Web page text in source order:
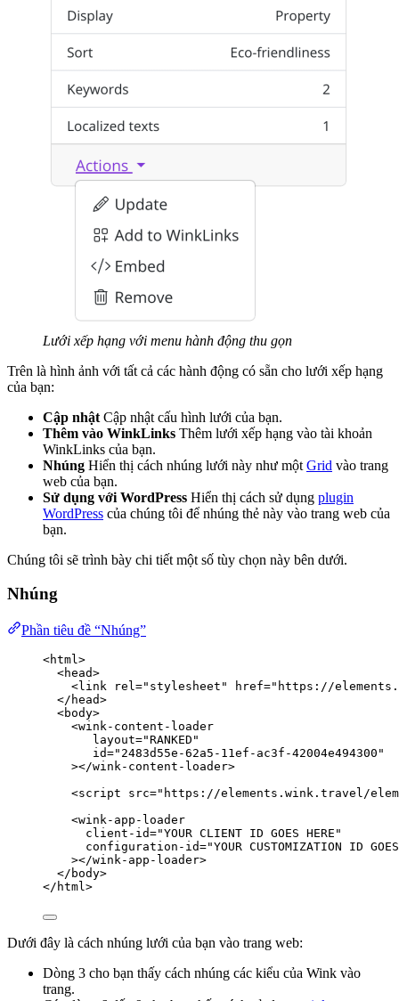
Lưới xếp hạng với menu hành động thu gọn
Trên là hình ảnh với tất cả các hành động có sẵn cho lưới xếp hạng
của bạn:
Cập nhật Cập nhật cấu hình lưới của bạn.
Thêm vào WinkLinks Thêm lưới xếp hạng vào tài khoản
WinkLinks của bạn.
Nhúng Hiển thị cách nhúng lưới này như một Grid vào trang
web của bạn.
Sử dụng với WordPress Hiển thị cách sử dụng plugin
WordPress của chúng tôi để nhúng thẻ này vào trang web của
bạn.
Chúng tôi sẽ trình bày chi tiết một số tùy chọn này bên dưới.
Nhúng
Phần tiêu đề “Nhúng”
<html>
<head>
<link rel=" stylesheet " href=" https://
</ head>
<body>
<wink-content-loader
layout="RANKED "
id=" 2483d55e-62a5-11ef-ac3f-42004e494300 "
></wink-content-loader>
<script src=" https://elements.wink.travel/
<wink-app-loader
client-id="YOUR CLIENT ID GOES HERE "
configuration-id="YOUR CUSTOMIZATION ID
></wink-app-loader>
</ body>
</ html>
Dưới đây là cách nhúng lưới của bạn vào trang web:
Dòng 3 cho bạn thấy cách nhúng các kiểu của Wink vào
trang.